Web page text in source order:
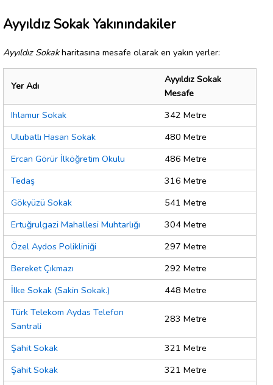
Ayyıldız Sokak Yakınındakiler
Ayyıldız Sokakharitasına mesafe olarak en yakın yerler:
Yer Adı
Ayyıldız Sokak
Mesafe
Ihlamur Sokak
342 Metre
Ulubatlı Hasan Sokak
480 Metre
Ercan Görür İlköğretim Okulu
486 Metre
Tedaş
316 Metre
Gökyüzü Sokak
541 Metre
Ertuğrulgazi Mahallesi Muhtarlığı
304 Metre
Özel Aydos Polikliniği
297 Metre
Bereket Çıkmazı
292 Metre
İlke Sokak (Sakin Sokak.)
448 Metre
Türk Telekom Aydas Telefon
Santrali
283 Metre
Şahit Sokak
321 Metre
Şahit Sokak
321 Metre